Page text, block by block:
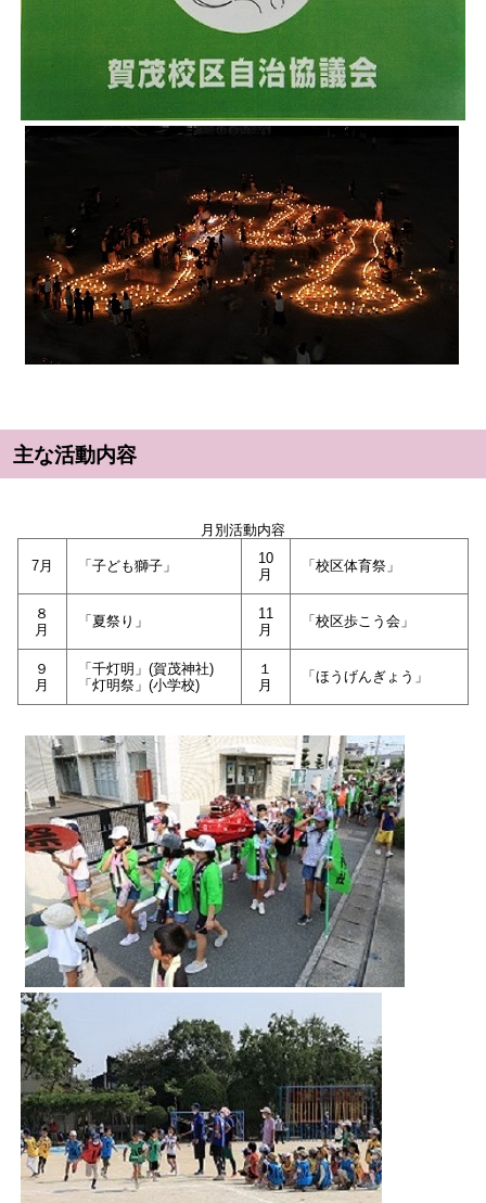
主な活動内容
月別活動内容
7月 「子ども獅子」
10
月
「校区体育祭」
８
月
「夏祭り」
11
月
「校区歩こう会」
９
月
「千灯明」(賀茂神社)
「灯明祭」(小学校)
１
月
「ほうげんぎょう」